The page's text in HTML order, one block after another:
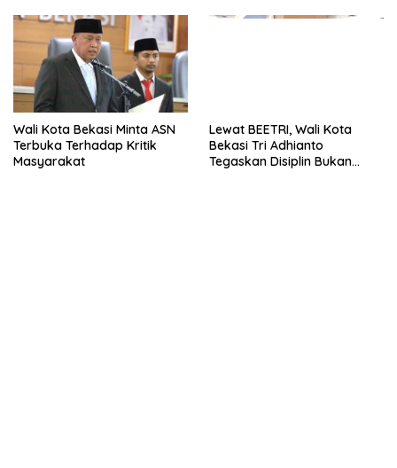
Wali Kota Bekasi Minta ASN
Terbuka Terhadap Kritik
Masyarakat
Lewat BEETRI, Wali Kota
Bekasi Tri Adhianto
Tegaskan Disiplin Bukan